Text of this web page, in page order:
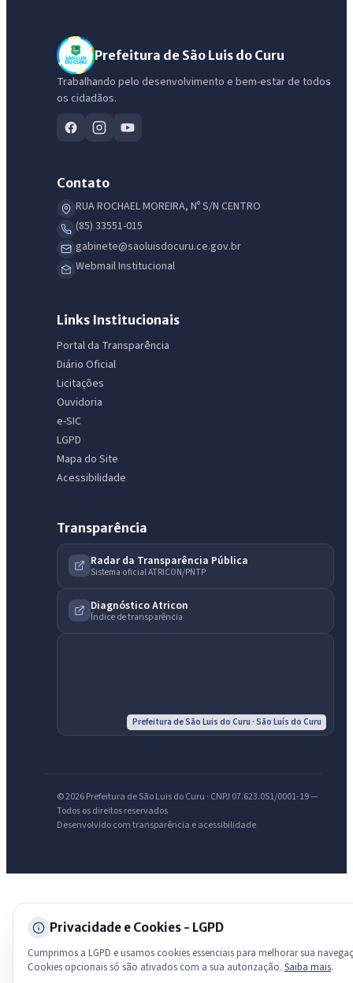
Prefeitura de São Luis do Curu
Trabalhando pelo desenvolvimento e bem-estar de todos
os cidadãos.
Contato
RUA ROCHAEL MOREIRA, Nº S/N CENTRO
(85) 33551-015
gabinete@saoluisdocuru.ce.gov.br
Webmail Institucional
Links Institucionais
Portal da Transparência
Diário Oficial
Licitações
Ouvidoria
e-SIC
LGPD
Mapa do Site
Acessibilidade
Transparência
Radar da Transparência Pública
Sistema oficial ATRICON/PNTP
Diagnóstico Atricon
Índice de transparência
Prefeitura de São Luis do Curu · São Luís do Curu
© 2026 Prefeitura de São Luis do Curu · CNPJ 07.623.051/0001-19 —
Todos os direitos reservados
Desenvolvido com transparência e acessibilidade
Privacidade e Cookies - LGPD
Cumprimos a LGPD e usamos cookies essenciais para melhorar sua
Cookies opcionais só são ativados com a sua autorização. Saiba mais.
IntGest AI
Assistente do Portal